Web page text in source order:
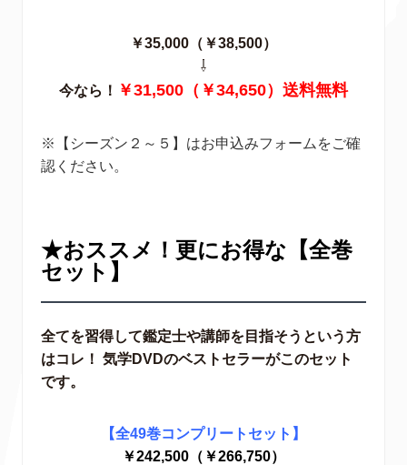
￥35,000（￥38,500）
⇩
今なら！ ￥31,500（￥34,650）送料無料
※【シーズン２～５】はお申込みフォームをご確
認ください。
★おススメ ！更にお得な【全巻
セット】
全てを習得して鑑定士や講師を目指そうという方
はコレ！ 気学DVDのベストセラーがこのセット
です。
【全49巻コンプリートセット】
￥242,500（￥266,750）